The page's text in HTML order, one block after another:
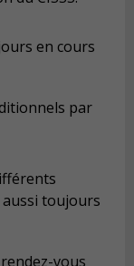
en cours
par
aussi toujours
vous